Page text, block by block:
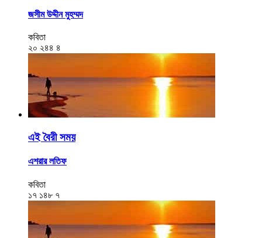
জসীম উদ্দীন মুহম্মদ
কবিতা
২০ ২৪৪ ৪
এই বৈরী সময়
এশরার লতিফ
কবিতা
১৭ ১৪৮ ৭